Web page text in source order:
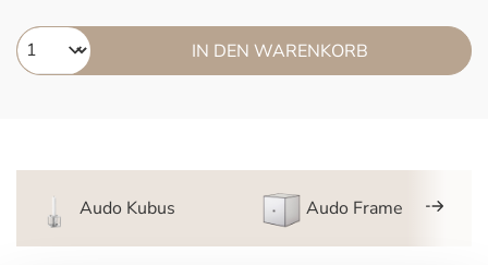
IN DEN WARENKORB
Audo Kubus Audo Frame